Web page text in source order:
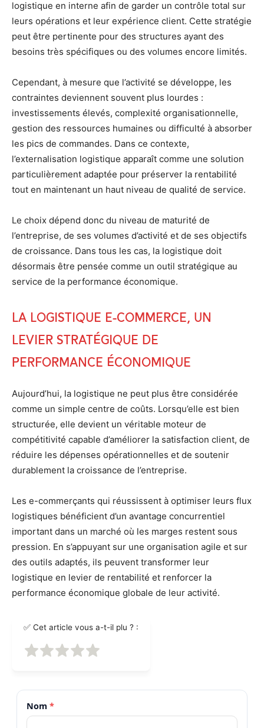
logistique en interne afin de garder un contrôle total sur
leurs opérations et leur expérience client. Cette stratégie
peut être pertinente pour des structures ayant des
besoins très spécifiques ou des volumes encore limités.
Cependant, à mesure que l’activité se développe, les
contraintes deviennent souvent plus lourdes :
investissements élevés, complexité organisationnelle,
gestion des ressources humaines ou difficulté à absorber
les pics de commandes. Dans ce contexte,
l’externalisation logistique apparaît comme une solution
particulièrement adaptée pour préserver la rentabilité
tout en maintenant un haut niveau de qualité de service.
Le choix dépend donc du niveau de maturité de
l’entreprise, de ses volumes d’activité et de ses objectifs
de croissance. Dans tous les cas, la logistique doit
désormais être pensée comme un outil stratégique au
service de la performance économique.
La logistique e-commerce, un
levier stratégique de
performance économique
Aujourd’hui, la logistique ne peut plus être considérée
comme un simple centre de coûts. Lorsqu’elle est bien
structurée, elle devient un véritable moteur de
compétitivité capable d’améliorer la satisfaction client, de
réduire les dépenses opérationnelles et de soutenir
durablement la croissance de l’entreprise.
Les e-commerçants qui réussissent à optimiser leurs flux
logistiques bénéficient d’un avantage concurrentiel
important dans un marché où les marges restent sous
pression. En s’appuyant sur une organisation agile et sur
des outils adaptés, ils peuvent transformer leur
logistique en levier de rentabilité et renforcer la
performance économique globale de leur activité.
✅ Cet article vous a-t-il plu ? :
Nom *